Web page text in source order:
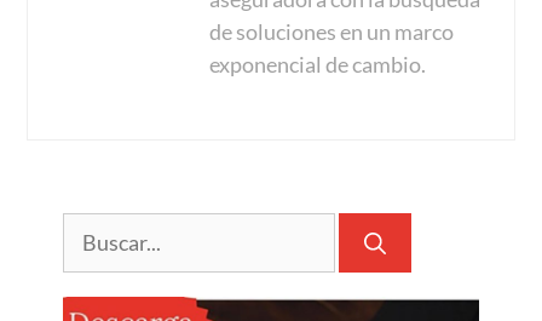
de soluciones en un marco
exponencial de cambio.